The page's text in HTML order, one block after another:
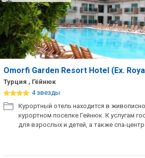
Omorfi Garden Resort Hotel (Ex.
Турция , Гёйнюк
4 звезды
Курортный отель находится в
курортном поселке Гейнюк. К услугам
для взрослых и детей, а также спа-